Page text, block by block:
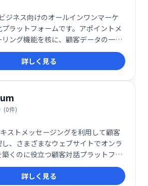
ジネス向けのオールインワンマーケ
ラットフォームです。アポイントメ
ング機能を核に、顧客データの一元
ジメントとコンバージョン率向上を実
コミュニケーションチャネルを統合
客接点を促進。予約スケジュールの最
成長を支援します。
詳しく見る
(0件)
ストメッセージングを利用して顧客
し、さまざまなウェブサイトでオンラ
くのに役立つ顧客対話プラットフォ
詳しく見る